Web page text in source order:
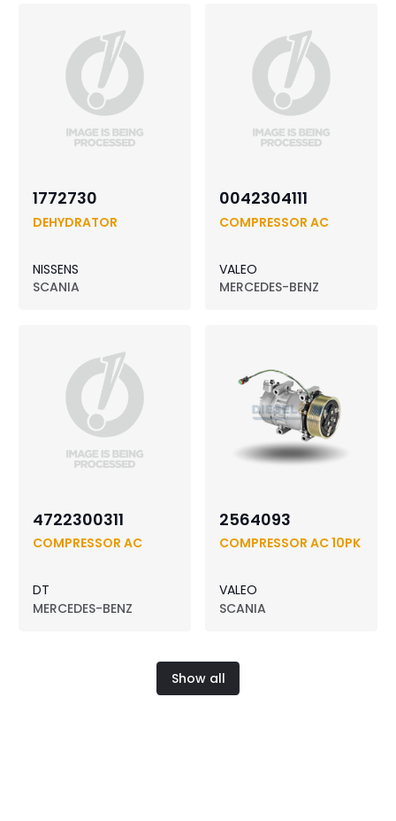
1772730
DEHYDRATOR
NISSENS
SCANIA
0042304111
COMPRESSOR AC
VALEO
MERCEDES-BENZ
4722300311
COMPRESSOR AC
DT
MERCEDES-BENZ
2564093
COMPRESSOR AC 10PK
VALEO
SCANIA
Show all